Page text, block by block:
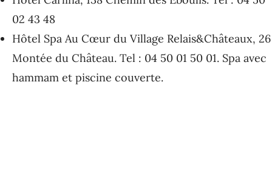
02 43 48
Hôtel Spa Au Cœur du Village Relais&Châteaux, 26
Montée du Château. Tel : 04 50 01 50 01. Spa avec
hammam et piscine couverte.